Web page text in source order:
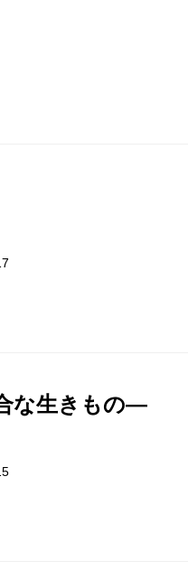
な生きもの―